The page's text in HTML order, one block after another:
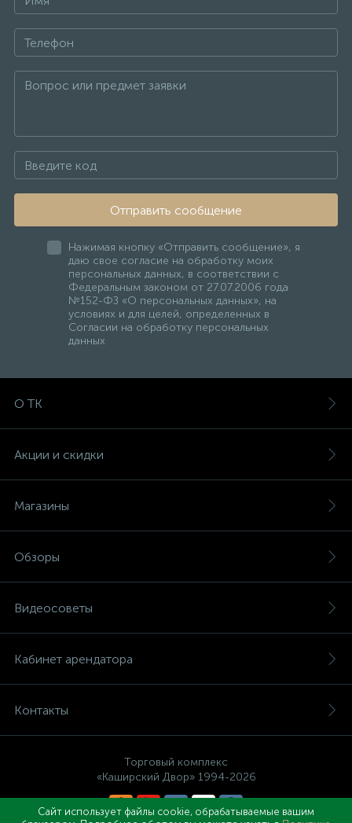
Отправить сообщение
Нажимая кнопку «Отправить сообщение», я
даю свое согласие на обработку моих
персональных данных, в соответствии с
Федеральным законом от 27.07.2006 года
№152-ФЗ «О персональных данных», на
условиях и для целей, определенных в
Согласии на обработку персональных
данных
О ТК
Акции и скидки
Магазины
Обзоры
Видеосоветы
Кабинет арендатора
Контакты
Торговый комплекс
«Каширский Двор» 1994-2026
Сайт использует файлы cookie, обрабатываемые вашим